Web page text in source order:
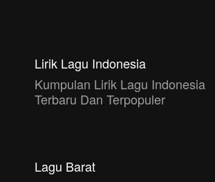
Lirik Lagu Indonesia
Kumpulan Lirik Lagu Indonesia
Terbaru Dan Terpopuler
Lagu Barat